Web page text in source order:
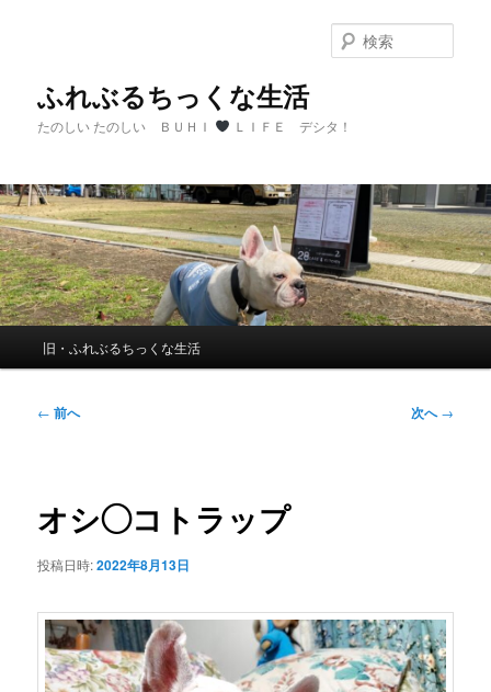
へ
移
動
ふれぶるちっくな生活
たのしい たのしい ＢＵＨＩ ＬＩＦＥ デシタ！
索
旧・ふれぶるちっくな生活
投
ー
ョ
← 前へ 次へ→
オシ◯コトラップ
投稿日時:2022年8月13日